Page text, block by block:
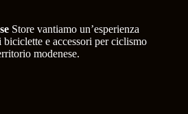
Store vantiamo un’esperienza
e accessori per ciclismo
modenese.